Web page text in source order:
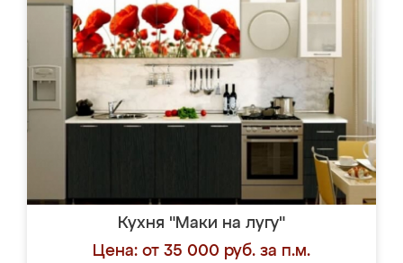
Кухня "Маки на лугу"
Цена: от 35 000 руб. за п.м.